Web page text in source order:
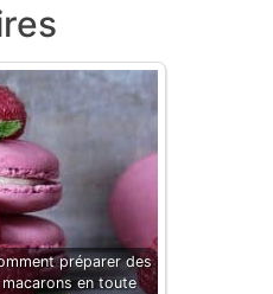
préparer des
macarons en toute